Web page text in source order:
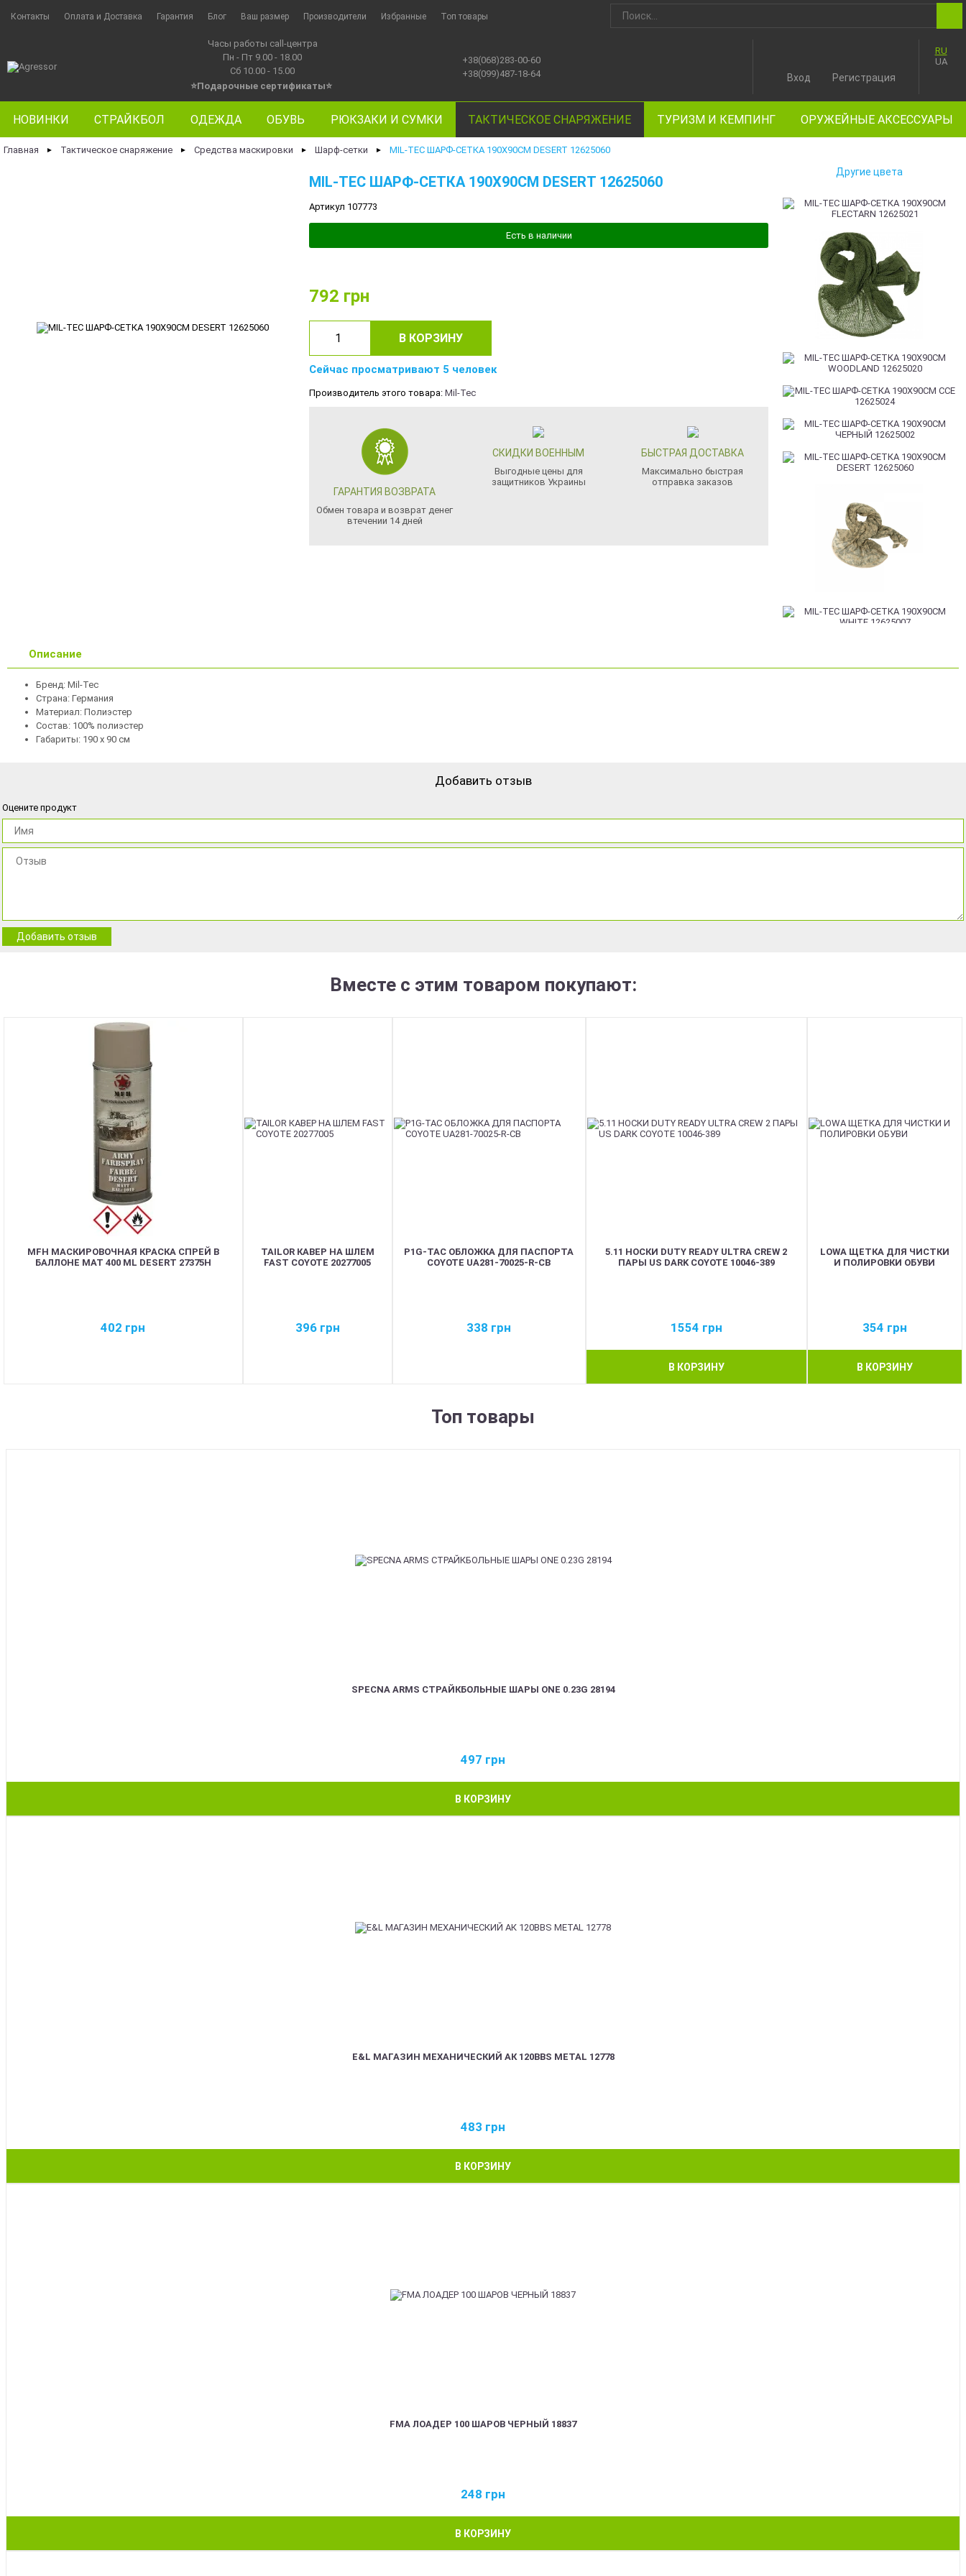
Контакты Оплата и Доставка Гарантия Блог Ваш размер Производители Избранные Топ товары
Часы работы call-центра
Пн - Пт 9.00 - 18.00
Сб 10.00 - 15.00
⭐Подарочные сертификаты⭐
+38(068)283-00-60
+38(099)487-18-64
RU
UA
Вход Регистрация
НОВИНКИ СТРАЙКБОЛ ОДЕЖДА ОБУВЬ РЮКЗАКИ И СУМКИ ТАКТИЧЕСКОЕ СНАРЯЖЕНИЕ ТУРИЗМ И КЕМПИНГ ОРУЖЕЙНЫЕ АКСЕССУАРЫ
Главная ► Тактическое снаряжение ► Средства маскировки ► Шарф-сетки ► MIL-TEC ШАРФ-СЕТКА 190Х90СМ DESERT 12625060
MIL-TEC ШАРФ-СЕТКА 190Х90СМ DESERT 12625060
Артикул 107773
Есть в наличии
792 грн
В КОРЗИНУ
Сейчас просматривают 5 человек
Производитель этого товара: Mil-Tec
ГАРАНТИЯ ВОЗВРАТА
Обмен товара и возврат денег
втечении 14 дней
СКИДКИ ВОЕННЫМ
Выгодные цены для
защитников Украины
БЫСТРАЯ ДОСТАВКА
Максимально быстрая
отправка заказов
Другие цвета
Описание
Бренд: Mil-Tec
Страна: Германия
Материал: Полиэстер
Состав: 100% полиэстер
Габариты: 190 x 90 см
Добавить отзыв
Оцените продукт
Добавить отзыв
Вместе с этим товаром покупают:
MFH МАСКИРОВОЧНАЯ КРАСКА СПРЕЙ В
БАЛЛОНЕ MAT 400 ML DESERT 27375H
402 грн
TAILOR КАВЕР НА ШЛЕМ
FAST COYOTE 20277005
396 грн
P1G-TAC ОБЛОЖКА ДЛЯ ПАСПОРТА
COYOTE UA281-70025-R-CB
338 грн
5.11 НОСКИ DUTY READY ULTRA CREW 2
ПАРЫ US DARK COYOTE 10046-389
1554 грн
В КОРЗИНУ
LOWA ЩЕТКА ДЛЯ ЧИСТКИ
И ПОЛИРОВКИ ОБУВИ
354 грн
В КОРЗИНУ
Топ товары
SPECNA ARMS СТРАЙКБОЛЬНЫЕ ШАРЫ ONE 0.23G 28194
497 грн
В КОРЗИНУ
E&L МАГАЗИН МЕХАНИЧЕСКИЙ АК 120BBS METAL 12778
483 грн
В КОРЗИНУ
FMA ЛОАДЕР 100 ШАРОВ ЧЕРНЫЙ 18837
248 грн
В КОРЗИНУ